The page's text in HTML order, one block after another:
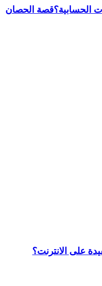
الحسابية؟قصة الحصان
على الانترنت؟